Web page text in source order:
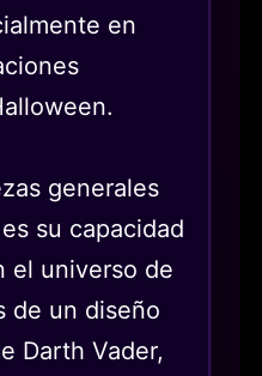
en
generales
su capacidad
el universo de
de un diseño
Darth Vader,